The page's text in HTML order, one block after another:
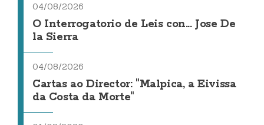
04/08/2026
O Interrogatorio de Leis con... Jose De
la Sierra
04/08/2026
Cartas ao Director: "Malpica, a Eivissa
da Costa da Morte"